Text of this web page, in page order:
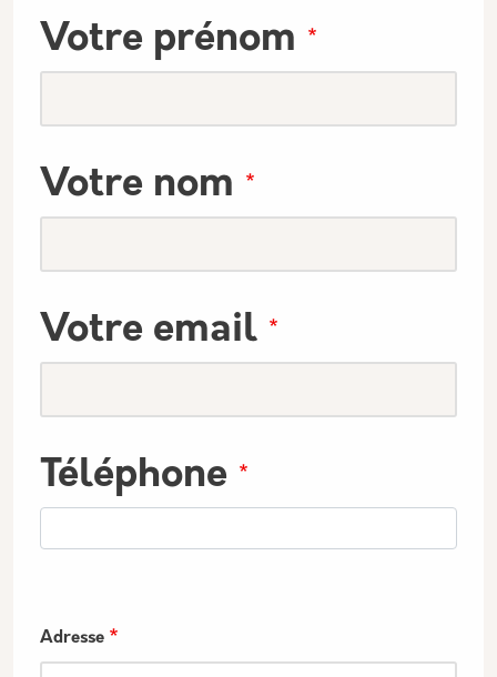
Votre prénom
Votre nom
Votre email
Téléphone
Adresse